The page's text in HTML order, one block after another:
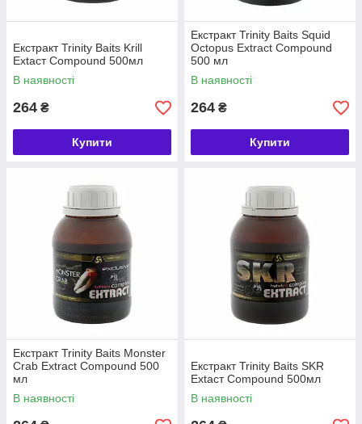
Екстракт Trinity Baits Krill
Extacт Compound 500мл
В наявності
264 ₴
Купити
Екстракт Trinity Baits Squid
Octopus Extract Compound
500 мл
В наявності
264 ₴
Купити
Екстракт Trinity Baits Monster
Crab Extract Compound 500
мл
В наявності
Екстракт Trinity Baits SKR
Extacт Compound 500мл
В наявності